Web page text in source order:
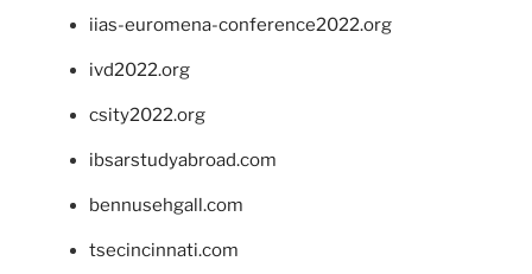
iias-euromena-conference2022.org
ivd2022.org
csity2022.org
ibsarstudyabroad.com
bennusehgall.com
tsecincinnati.com